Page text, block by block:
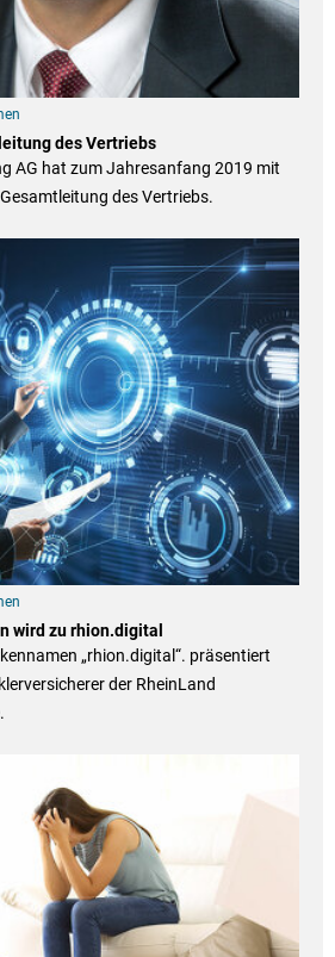
des Vertriebs
AG hat zum Jahresanfang 2019 mit
des Vertriebs.
wird zu rhion.digital
„rhion.digital“. präsentiert
der RheinLand